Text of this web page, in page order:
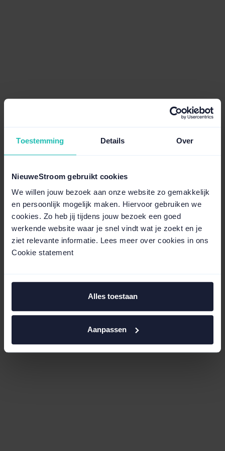
Toestemming Details Over
NieuweStroom gebruikt cookies
We willen jouw bezoek aan onze website zo gemakkelijk
en persoonlijk mogelijk maken. Hiervoor gebruiken we
cookies. Zo heb jij tijdens jouw bezoek een goed
werkende website waar je snel vindt wat je zoekt en je
ziet relevante informatie. Lees meer over cookies in ons
Cookie statement
Alles toestaan
Aanpassen